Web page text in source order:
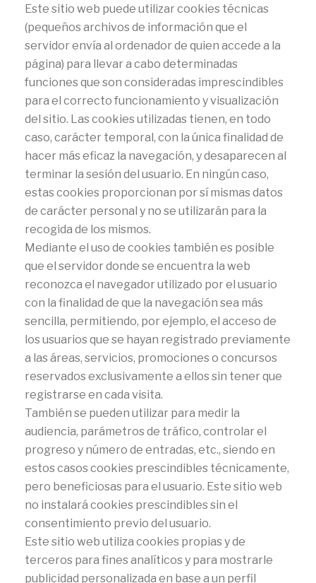
Este sitio web puede utilizar cookies técnicas
(pequeños archivos de información que el
servidor envía al ordenador de quien accede a la
página) para llevar a cabo determinadas
funciones que son consideradas imprescindibles
para el correcto funcionamiento y visualización
del sitio. Las cookies utilizadas tienen, en todo
caso, carácter temporal, con la única finalidad de
hacer más eficaz la navegación, y desaparecen al
terminar la sesión del usuario. En ningún caso,
estas cookies proporcionan por sí mismas datos
de carácter personal y no se utilizarán para la
recogida de los mismos.
Mediante el uso de cookies también es posible
que el servidor donde se encuentra la web
reconozca el navegador utilizado por el usuario
con la finalidad de que la navegación sea más
sencilla, permitiendo, por ejemplo, el acceso de
los usuarios que se hayan registrado previamente
a las áreas, servicios, promociones o concursos
reservados exclusivamente a ellos sin tener que
registrarse en cada visita.
También se pueden utilizar para medir la
audiencia, parámetros de tráfico, controlar el
progreso y número de entradas, etc., siendo en
estos casos cookies prescindibles técnicamente,
pero beneficiosas para el usuario. Este sitio web
no instalará cookies prescindibles sin el
consentimiento previo del usuario.
Este sitio web utiliza cookies propias y de
terceros para fines analíticos y para mostrarle
publicidad personalizada en base a un perfil